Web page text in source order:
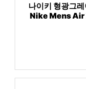
나이키 형광그
Nike Mens Air